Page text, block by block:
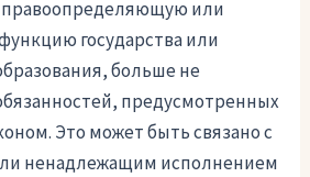
или
государства или
больше не
предусмотренных
Это может быть связано с
ненадлежащим исполнением